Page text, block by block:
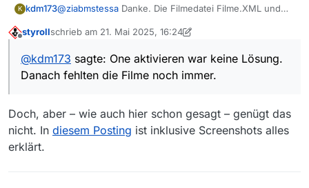
K kdm173@ziabmstessa Danke. Die Filmedatei Filme.XML und
aktivieren war keine Lösung. Danach fehlten die Filme
styrollschrieb am 21. Mai 2025, 16:24
zuletzt editiert von styroll
@kdm173 sagte: One aktivieren war keine Lösung.
Danach fehlten die Filme noch immer.
Doch, aber – wie auch hier schon gesagt – genügt das
nicht. In diesem Posting ist inklusive Screenshots alles
erklärt.